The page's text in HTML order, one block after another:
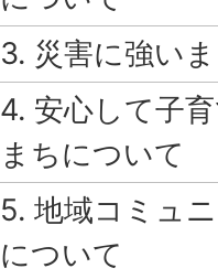
3. 災害に強い
4. 安心して子
まちについて
5. 地域コミュ
について